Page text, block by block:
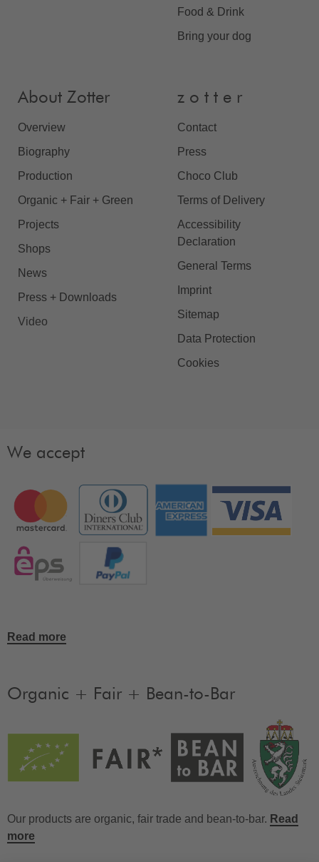
Food & Drink
Bring your dog
About Zotter
Overview
Biography
Production
Organic + Fair + Green
Projects
Shops
News
Press + Downloads
Video
z o t t e r
Contact
Press
Choco Club
Terms of Delivery
Accessibility
Declaration
General Terms
Imprint
Sitemap
Data Protection
Cookies
We accept
Read more
Organic + Fair + Bean-to-Bar
Our products are organic, fair trade and bean-to-bar. Read
more